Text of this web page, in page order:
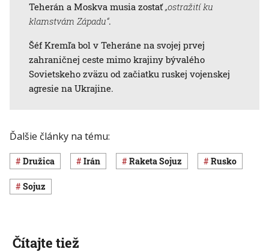
Teherán a Moskva musia zostať„ostražití ku
klamstvám Západu“.
Šéf Kremľa bol v Teheráne na svojej prvej
zahraničnej ceste mimo krajiny bývalého
Sovietskeho zväzu od začiatku ruskej vojenskej
agresie na Ukrajine.
Ďalšie články na tému:
družica Irán raketa Sojuz Rusko
Sojuz
Čítajte tiež